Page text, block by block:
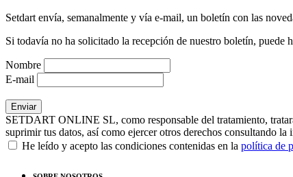
Setdart envía, semanalmente y vía e-mail, un boletín con las
Si todavía no ha solicitado la recepción de nuestro boletín, puede
Nombre
E-mail
SETDART ONLINE SL, como responsable del tratamiento,
suprimir tus datos, así como ejercer otros derechos consultando
He leído y acepto las condiciones contenidas en la política de